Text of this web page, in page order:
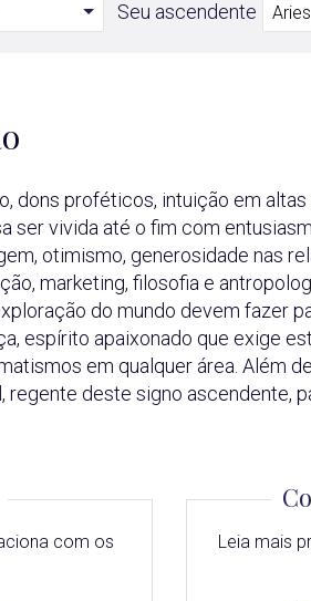
Seu ascendente
dons proféticos, intuição em altas
ser vivida até o fim com
otimismo, generosidade nas
marketing, filosofia e
do mundo devem fazer
espírito apaixonado que exige
em qualquer área. Além
regente deste signo ascendente,
com os
Leia mais